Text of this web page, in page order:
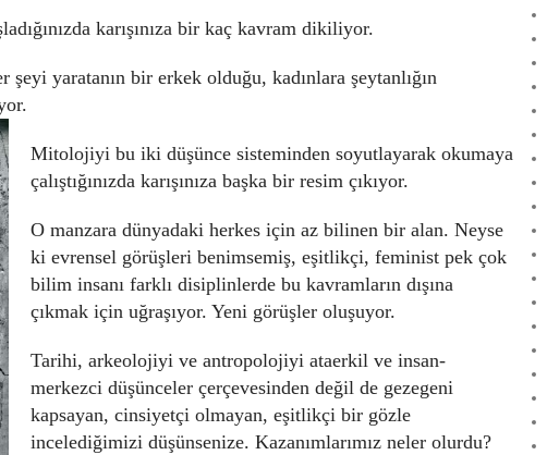
karışınıza bir kaç kavram dikiliyor.
yaratanın bir erkek olduğu, kadınlara şeytanlığın
Mitolojiyi bu iki düşünce sisteminden soyutlayarak okumaya
çalıştığınızda karışınıza başka bir resim çıkıyor.
O manzara dünyadaki herkes için az bilinen bir alan. Neyse
ki evrensel görüşleri benimsemiş, eşitlikçi, feminist pek çok
bilim insanı farklı disiplinlerde bu kavramların dışına
çıkmak için uğraşıyor. Yeni görüşler oluşuyor.
Tarihi, arkeolojiyi ve antropolojiyi ataerkil ve insan-
merkezci düşünceler çerçevesinden değil de gezegeni
kapsayan, cinsiyetçi olmayan, eşitlikçi bir gözle
incelediğimizi düşünsenize. Kazanımlarımız neler olurdu?